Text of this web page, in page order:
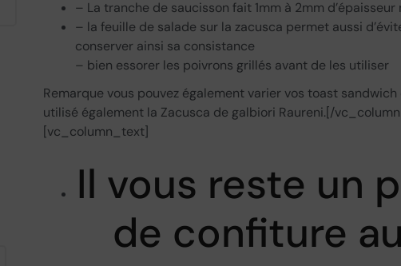
– La tranche de saucisson fait 1mm à 2mm d’épaisseur
– la feuille de salade sur la zacusca permet aussi
conserver ainsi sa consistance
– bien essorer les poivrons grillés avant de les utiliser
Remarque vous pouvez également varier vos toast
utilisé également la Zacusca de galbiori Raureni.[/
[vc_column_text]
Il vous reste un
de confiture